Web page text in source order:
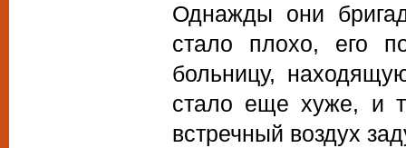
Однажды они
стало плохо, его
больницу,
стало еще хуже, и
встречный воздух